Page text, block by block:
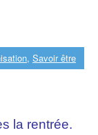
, Savoir être
la rentrée.